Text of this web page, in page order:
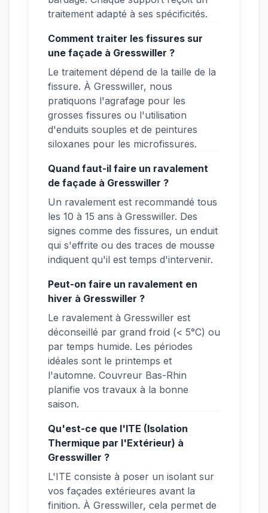
traitement adapté à ses spécificités.
Comment traiter les fissures sur
une façade à Gresswiller ?
Le traitement dépend de la taille de la
fissure. À Gresswiller, nous
pratiquons l'agrafage pour les
grosses fissures ou l'utilisation
d'enduits souples et de peintures
siloxanes pour les microfissures.
Quand faut-il faire un ravalement
de façade à Gresswiller ?
Un ravalement est recommandé tous
les 10 à 15 ans à Gresswiller. Des
signes comme des fissures, un enduit
qui s'effrite ou des traces de mousse
indiquent qu'il est temps d'intervenir.
Peut-on faire un ravalement en
hiver à Gresswiller ?
Le ravalement à Gresswiller est
déconseillé par grand froid (< 5°C) ou
par temps humide. Les périodes
idéales sont le printemps et
l'automne. Couvreur Bas-Rhin
planifie vos travaux à la bonne
saison.
Qu'est-ce que l'ITE (Isolation
Thermique par l'Extérieur) à
Gresswiller ?
L'ITE consiste à poser un isolant sur
vos façades extérieures avant la
finition. À Gresswiller, cela permet de